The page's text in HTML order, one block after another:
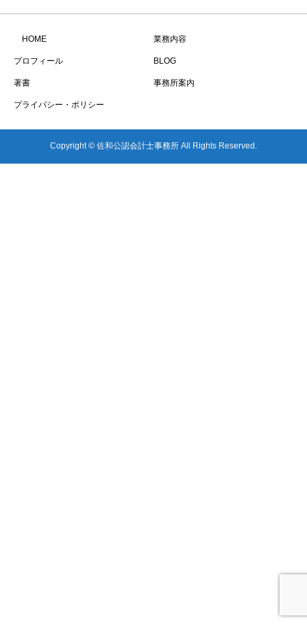
HOME 業務内容
プロフィール BLOG
著書 事務所案内
プライバシー・ポリシー
Copyright © 佐和公認会計士事務所 All Rights Reserved.